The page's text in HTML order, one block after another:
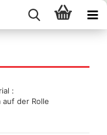
:
der Rolle